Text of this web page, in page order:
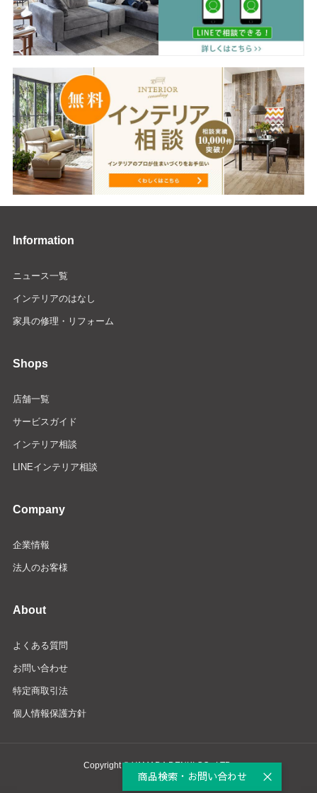
Information
ニュース一覧
インテリアのはなし
家具の修理・リフォーム
Shops
店舗一覧
サービスガイド
インテリア相談
LINEインテリア相談
Company
企業情報
法人のお客様
About
よくある質問
お問い合わせ
特定商取引法
個人情報保護方針
Copyright © YAMADA DENKI CO., LTD.
商品検索・お問い合わせ